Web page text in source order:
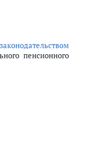
законодательством
пенсионного